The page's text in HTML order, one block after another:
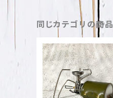
同じカテゴリの商品